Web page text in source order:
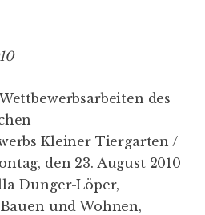
des
Kleiner Tiergarten /
den 23. August 2010
Dunger-Löper,
und Wohnen,